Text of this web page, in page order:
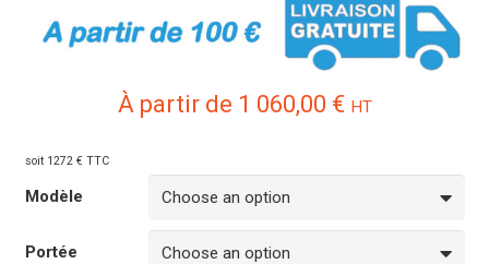
À partir de 1 060,00 € HT
soit 1272 € TTC
Modèle
Portée